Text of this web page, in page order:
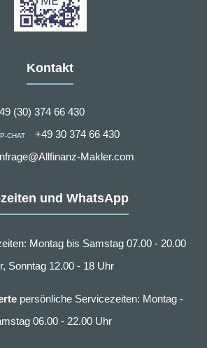
Kontakt
(30) 374 66 430
CHAT +49 30 374 66 430
Makler.com
und WhatsApp
Montag bis Samstag 07.00 - 20.00
Sonntag 12.00 - 18 Uhr
persönliche Servicezeiten: Montag -
06.00 - 22.00 Uhr